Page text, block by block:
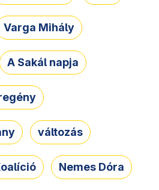
Varga Mihály
A Sakál napja
változás
Nemes Dóra